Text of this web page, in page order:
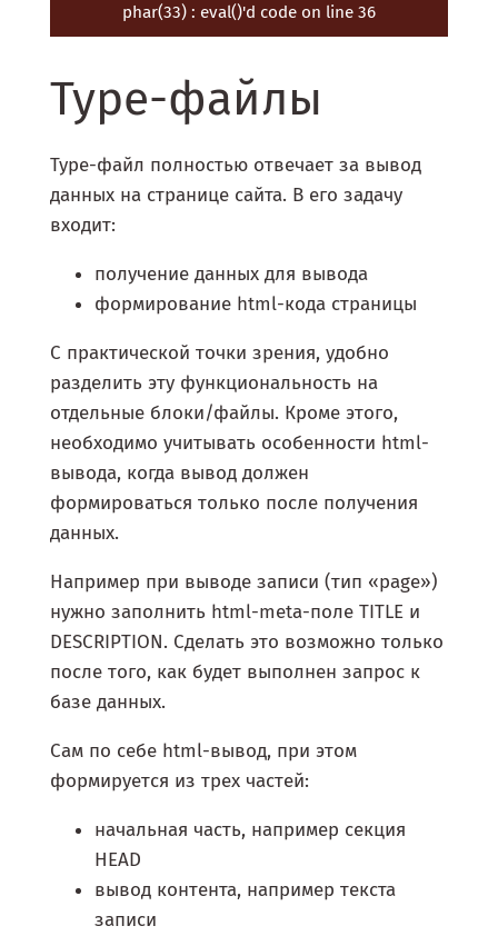
phar(33) : eval()'d code on line 36
Type-файлы
Type-файл полностью отвечает за вывод
данных на странице сайта. В его задачу
входит:
получение данных для вывода
формирование html-кода страницы
С практической точки зрения, удобно
разделить эту функциональность на
отдельные блоки/файлы. Кроме этого,
необходимо учитывать особенности html-
вывода, когда вывод должен
формироваться только после получения
данных.
Например при выводе записи (тип «page»)
нужно заполнить html-meta-поле TITLE и
DESCRIPTION. Сделать это возможно только
после того, как будет выполнен запрос к
базе данных.
Сам по себе html-вывод, при этом
формируется из трех частей:
начальная часть, например секция
HEAD
вывод контента, например текста
записи